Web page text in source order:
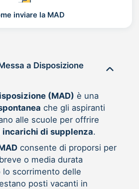
inviare la MAD
(MAD) è una
che gli aspiranti
alle scuole per offrire
incarichi di supplenza.
consente di proporsi per
o media durata
lo scorrimento delle
posti vacanti in